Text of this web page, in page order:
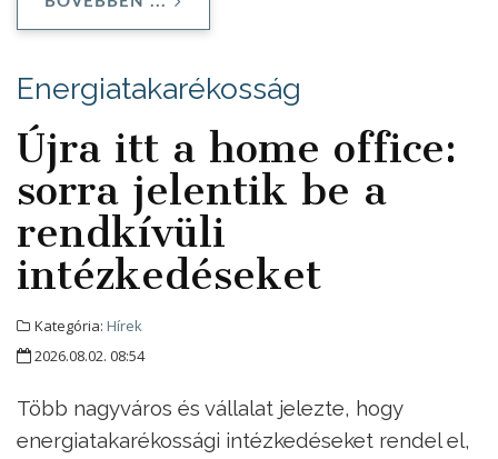
Energiatakarékosság
Újra itt a home office:
sorra jelentik be a
rendkívüli
intézkedéseket
Kategória: Hírek
2026.08.02. 08:54
Több nagyváros és vállalat jelezte, hogy
energiatakarékossági intézkedéseket rendel el,